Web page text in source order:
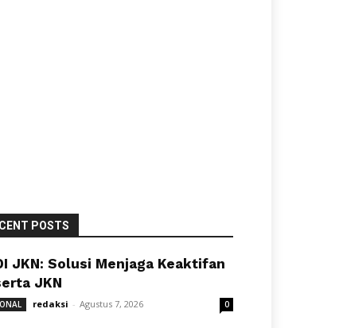
POSTS
JKN: Solusi Menjaga Keaktifan
JKN
redaksi - Agustus 7, 2026 0